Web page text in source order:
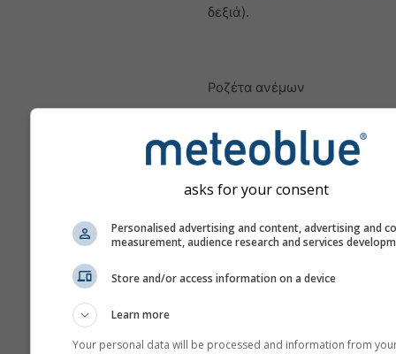
δεξιά).
Ροζέτα ανέμων
asks for your consent
Personalised advertising and content, advertising and
measurement, audience research and services
Store and/or access information on a device
Learn more
Your personal data will be processed and information from